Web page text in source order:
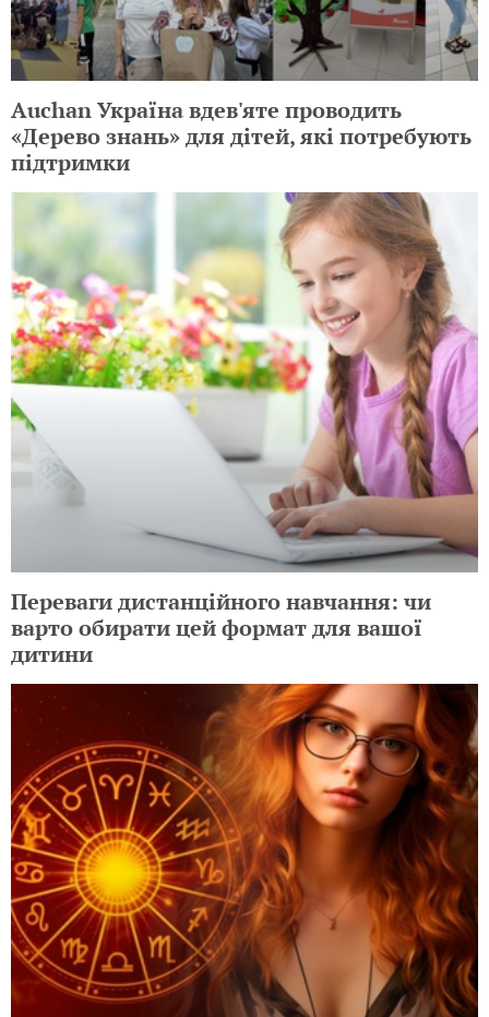
Auchan Україна вдев'яте проводить
«Дерево знань» для дітей, які потребують
підтримки
Переваги дистанційного навчання: чи
варто обирати цей формат для вашої
дитини